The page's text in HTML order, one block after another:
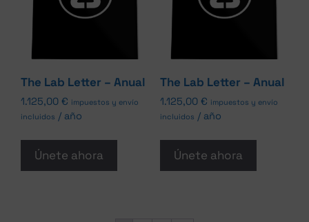
The Lab Letter – Anual
1.125,00 € impuestos y envío
incluidos / año
Únete ahora
The Lab Letter – Anual
1.125,00 € impuestos y envío
incluidos / año
Únete ahora